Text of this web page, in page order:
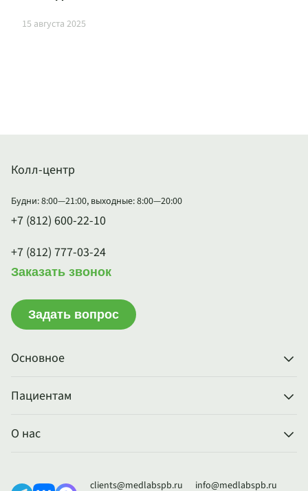
15 августа 2025
Основное
Пациентам
О нас
Колл-центр
Будни: 8:00—21:00, выходные: 8:00—20:00
+7 (812) 600-22-10
+7 (812) 777-03-24
Заказать звонок
Задать вопрос
clients@medlabspb.ru
info@medlabspb.ru